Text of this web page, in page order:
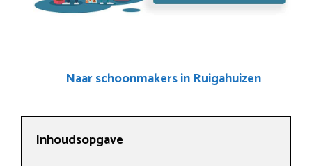
Naar schoonmakers in Ruigahuizen
Inhoudsopgave